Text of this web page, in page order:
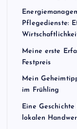
Pflegedienste:
Meine erste
Festpreis
Mein
im Frühling
Eine
lokalen